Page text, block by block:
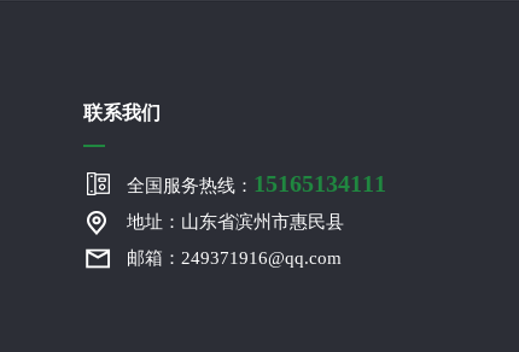
联系我们
全国服务热线： 15165134111
地址：山东省滨州市惠民县
邮箱：249371916@qq.com